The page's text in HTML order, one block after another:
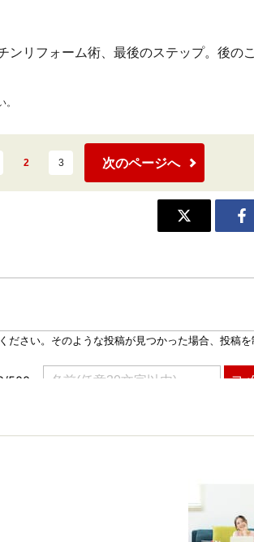
ンリフォーム術、最後のステップ。後の
2 3 次のページへ